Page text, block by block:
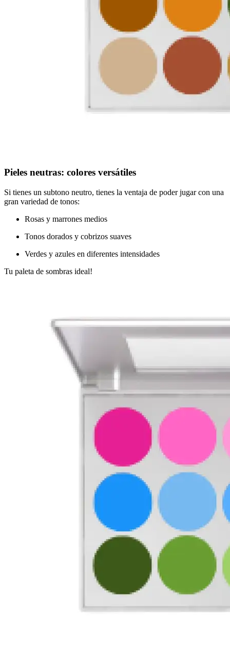
Pieles neutras: colores versátiles
Si tienes un subtono neutro, tienes la ventaja de poder jugar con una
gran variedad de tonos:
Rosas y marrones medios
Tonos dorados y cobrizos suaves
Verdes y azules en diferentes intensidades
Tu paleta de sombras ideal!